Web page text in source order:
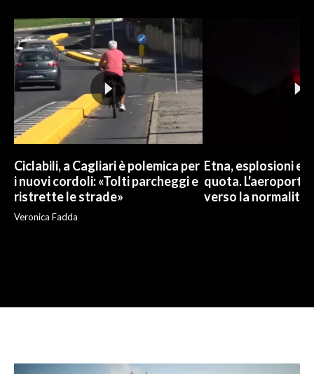
Ciclabili, a Cagliari è polemica per
i nuovi cordoli: «Tolti parcheggi e
ristrette le strade»
Veronica Fadda
Etna, esplosioni e
quota. L'aeroporto
verso la normalità